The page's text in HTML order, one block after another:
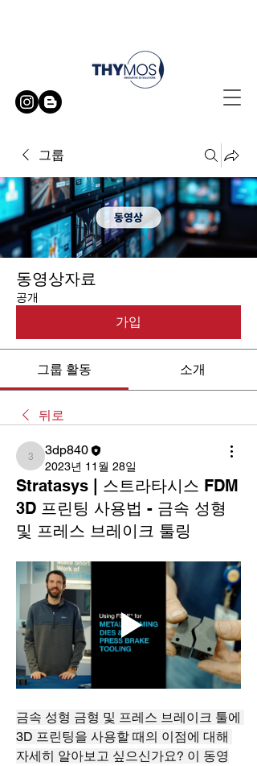
그룹
동영상자료
공개
가입
그룹 활동 소개
뒤로
3dp840
3dp840
2023년 11월 28일
Stratasys | 스트라타시스 FDM
3D 프린팅 사용법 - 금속 성형
및 프레스 브레이크 툴링
금속 성형 금형 및 프레스 브레이크 툴에
3D 프린팅을 사용할 때의 이점에 대해
자세히 알아보고 싶으신가요? 이 동영